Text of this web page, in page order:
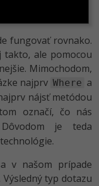
fungovať rovnako.
takto, ale pomocou
Mimochodom,
najprv Where a
nájsť metódou
označí, čo nás
je teda
v našom prípade
. Výsledný typ dotazu